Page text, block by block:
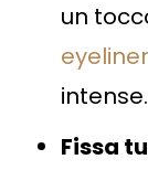
un
eyeliner
intense.
Fissa